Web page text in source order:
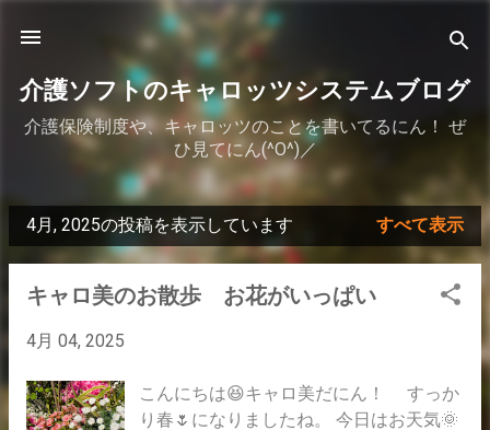
スキップしてメイン コンテンツに移動
介護ソフトのキャロッツシステムブログ
介護保険制度や、キャロッツのことを書いてるにん！ ぜ
ひ見てにん(^O^)／
投
稿
4月, 2025の投稿を表示しています すべて表示
キャロ美のお散歩 お花がいっぱい
4月 04, 2025
こんにちは😆キャロ美だにん！ すっか
り春🌷になりましたね。 今日はお天気🌞